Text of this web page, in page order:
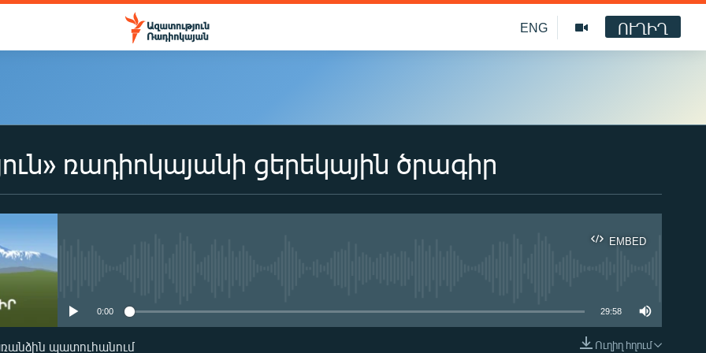
ENG ՈՒՂԻՂ
ռադիոկայանի ցերեկային ծրագիր
EMBED
0:00 29:58
Ուղիղ հղում
պատուհանում